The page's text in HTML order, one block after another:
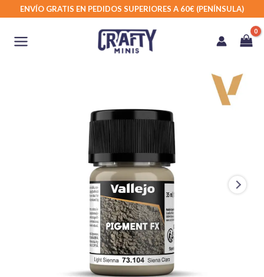
contenido
ENVÍO GRATIS EN PEDIDOS SUPERIORES A 60€ (PENÍNSULA)